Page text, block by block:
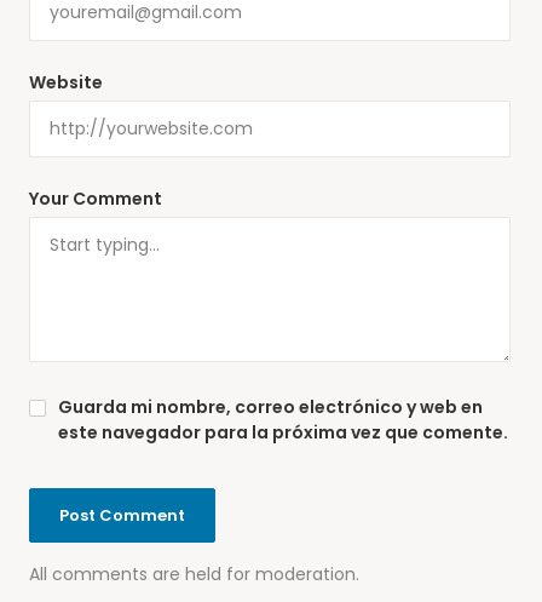
Your Comment
All comments are held for moderation.
Website
Guarda mi nombre, correo electrónico y web en
este navegador para la próxima vez que comente.